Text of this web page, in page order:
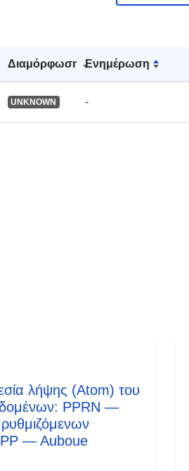
Διαμόρφωση Ενημέρωση
UNKNOWN -
λήψης (Atom) του
PPRN —
— Auboue